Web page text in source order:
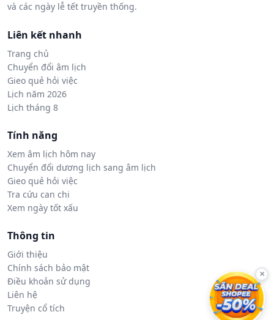
và các ngày lễ tết truyền thống.
Liên kết nhanh
Trang chủ
Chuyển đổi âm lịch
Gieo quẻ hỏi việc
Lịch năm 2026
Lịch tháng 8
Tính năng
Xem âm lịch hôm nay
Chuyển đổi dương lịch sang âm lịch
Gieo quẻ hỏi việc
Tra cứu can chi
Xem ngày tốt xấu
Thông tin
Giới thiệu
Chính sách bảo mật
Điều khoản sử dụng
Liên hệ
Truyện cổ tích
×